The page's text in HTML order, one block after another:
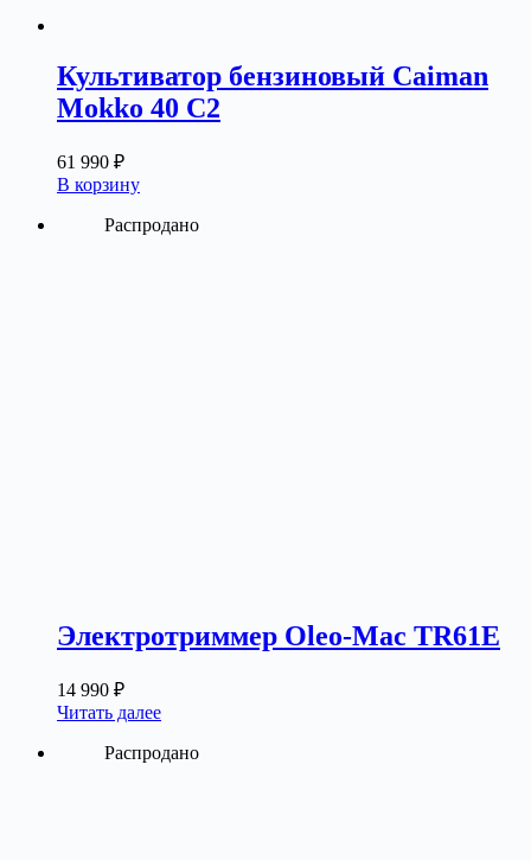
Культиватор бензиновый Caiman
Mokko 40 C2
61 990 ₽
В корзину
Распродано
Электротриммер Oleo-Mac TR61E
14 990 ₽
Читать далее
Распродано